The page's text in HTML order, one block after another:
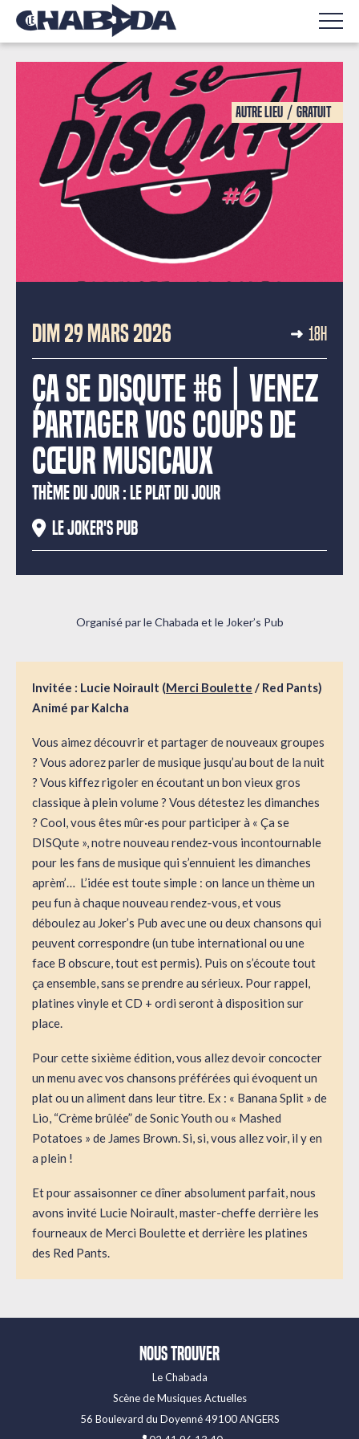
Autre lieu Gratuit
DIM 29 MARS 2026 18H
Ça se DISQute #6 | Venez
partager vos coups de
cœur musicaux
THÈME DU JOUR : LE PLAT DU JOUR
Le Joker's Pub
Organisé par le Chabada et le Joker’s Pub
Invitée : Lucie Noirault (Merci Boulette / Red Pants)
Animé par Kalcha
Vous aimez découvrir et partager de nouveaux groupes
? Vous adorez parler de musique jusqu’au bout de la nuit
? Vous kiffez rigoler en écoutant un bon vieux gros
classique à plein volume ? Vous détestez les dimanches
? Cool, vous êtes mûr·es pour participer à « Ça se
DISQute », notre nouveau rendez-vous incontournable
pour les fans de musique qui s’ennuient les dimanches
aprèm’… L’idée est toute simple : on lance un thème un
peu fun à chaque nouveau rendez-vous, et vous
déboulez au Joker’s Pub avec une ou deux chansons qui
peuvent correspondre (un tube international ou une
face B obscure, tout est permis). Puis on s’écoute tout
ça ensemble, sans se prendre au sérieux. Pour rappel,
platines vinyle et CD + ordi seront à disposition sur
place.
Pour cette sixième édition, vous allez devoir concocter
un menu avec vos chansons préférées qui évoquent un
plat ou un aliment dans leur titre. Ex : « Banana Split » de
Lio, “Crème brûlée” de Sonic Youth ou « Mashed
Potatoes » de James Brown. Si, si, vous allez voir, il y en
a plein !
Et pour assaisonner ce dîner absolument parfait, nous
avons invité Lucie Noirault, master-cheffe derrière les
fourneaux de Merci Boulette et derrière les platines
des Red Pants.
Nous trouver
Le Chabada
Scène de Musiques Actuelles
56 Boulevard du Doyenné 49100 ANGERS